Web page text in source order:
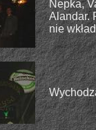
Nepka,
Alandar.
nie